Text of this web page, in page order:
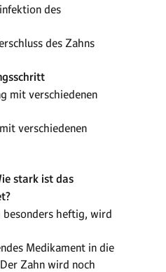
des
des Zahns
mit verschiedenen
verschiedenen
stark ist das
besonders heftig, wird
Medikament in die
Zahn wird noch